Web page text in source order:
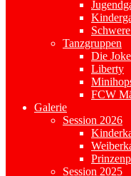
Tanzgruppen
Die
Liberty
FCW
Galerie
Session 2026
Session 2025